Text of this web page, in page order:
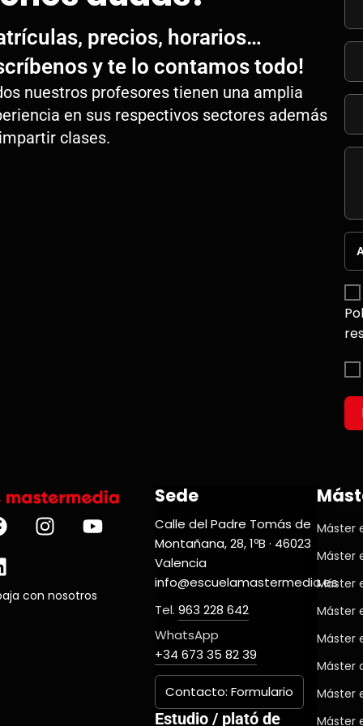
precios, horarios…
y te lo contamos todo!
nuestros profesores tienen una amplia
en sus respectivos sectores además
clases.
con nosotros
Sede
Calle del Padre Tomás de
Montañana, 28, 1ºB · 46023
Valencia
info@escuelamastermedia.es
Tel. 963 228 642
WhatsApp
+34 673 35 82 39
Contacto: Formulario
Estudio / plató de
Máster
Máster
Máster
Máster
Máster
Máster
Máster
Máster